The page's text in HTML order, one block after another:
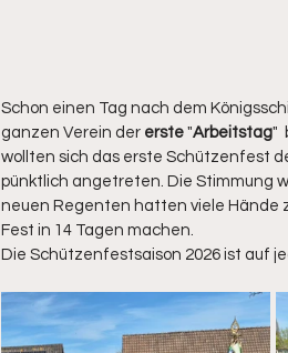
Schon einen Tag nach dem
ganzen Verein der erste "Arbeitstag"
wollten sich das erste Schützenfest
pünktlich angetreten. Die Stimmung
neuen Regenten hatten viele Hände
Fest in 14 Tagen machen.
Die Schützenfestsaison 2026 ist auf